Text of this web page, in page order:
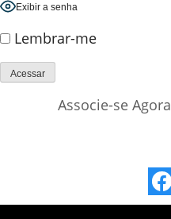
Exibir a senha
Lembrar-me
Associe-se Agora